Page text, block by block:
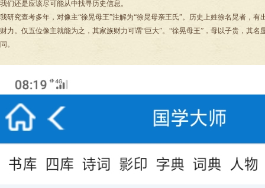
我们还是应该尽可能从中找寻历史信息。
我研究查考多年，对像主“徐晃母王”注解为“徐晃母亲王氏”。历史上姓徐名晃者，
财力。仅五位像主就能为之，其家族财力可谓“巨大”。“徐晃母王”，母以子贵，其
同。